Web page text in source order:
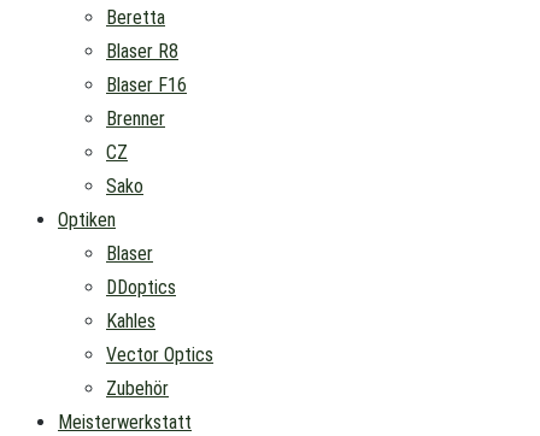
Beretta
Blaser R8
Blaser F16
Brenner
CZ
Sako
Optiken
Blaser
DDoptics
Kahles
Vector Optics
Zubehör
Meisterwerkstatt